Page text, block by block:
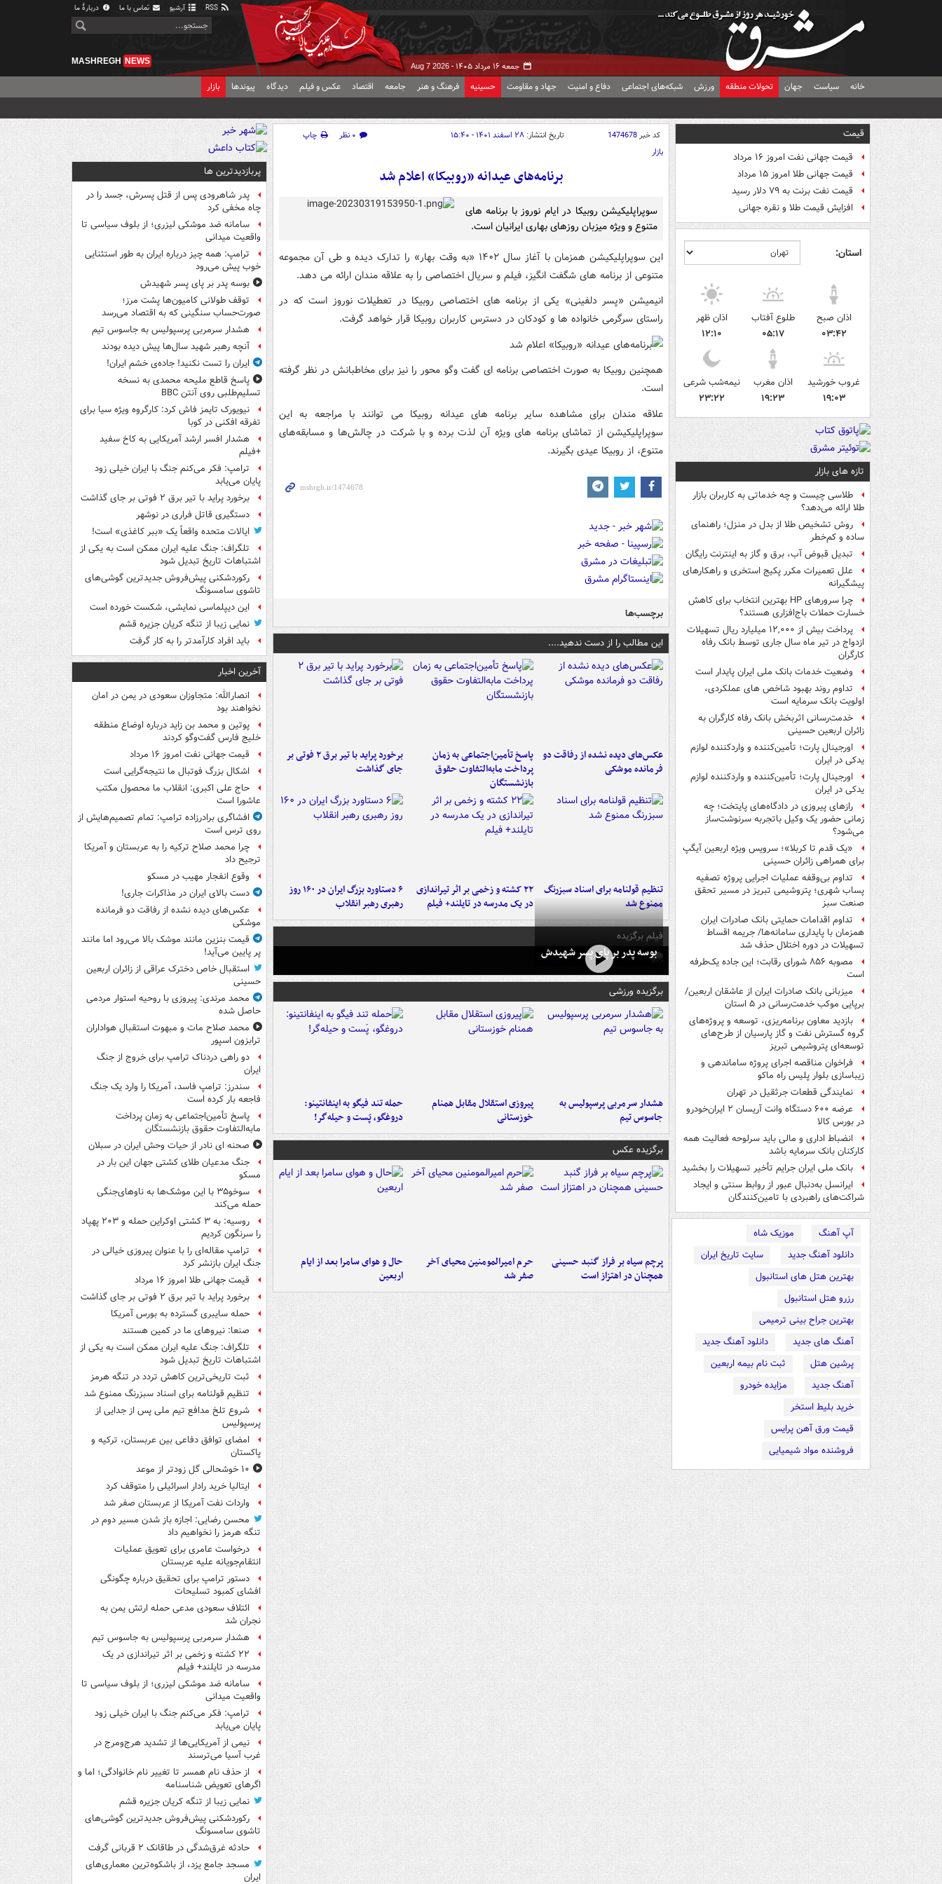
آرشیو تماس با ما دربارهٔ ما
جمعه ۱۶ مرداد ۱۴۰۵ - Aug 7 2026
MASHREGH NEWS
خانه سیاست جهان تحولات منطقه ورزش شبکه‌های اجتماعی دفاع و امنیت جهاد و مقاومت حسینیه فرهنگ و هنر جامعه اقتصاد عکس و فیلم دیدگاه پیوندها بازار
قیمت
قیمت جهانی نفت امروز ۱۶ مرداد
قیمت جهانی طلا امروز ۱۵ مرداد
قیمت نفت برنت به ۷۹ دلار رسید
افزایش قیمت طلا و نقره جهانی
استان:
اذان صبح
۰۳:۴۲
طلوع آفتاب
۰۵:۱۷
اذان ظهر
۱۲:۱۰
غروب خورشید
۱۹:۰۳
اذان مغرب
۱۹:۲۳
نیمه‌شب شرعی
۲۳:۲۲
تازه های بازار
طلاسی چیست و چه خدماتی به کاربران بازار
طلا ارائه می‌دهد؟
روش تشخیص طلا از بدل در منزل؛ راهنمای
ساده و کم‌خطر
تبدیل قبوض آب، برق و گاز به اینترنت رایگان
علل تعمیرات مکرر پکیج استخری و راهکارهای
پیشگیرانه
چرا سرورهای HP بهترین انتخاب برای کاهش
خسارت حملات باج‌افزاری هستند؟
پرداخت بیش از ۱۲,۰۰۰ میلیارد ریال تسهیلات
ازدواج در تیر ماه سال جاری توسط بانک رفاه
کارگران
وضعیت خدمات بانک ملی ایران پایدار است
تداوم روند بهبود شاخص های عملکردی،
اولویت بانک سرمایه است
خدمت‌رسانی اثربخش بانک رفاه کارگران به
زائران اربعین حسینی
اورجینال پارت؛ تأمین‌کننده و واردکننده لوازم
یدکی در ایران
اورجینال پارت؛ تأمین‌کننده و واردکننده لوازم
یدکی در ایران
رازهای پیروزی در دادگاه‌های پایتخت؛ چه
زمانی حضور یک وکیل باتجربه سرنوشت‌ساز
می‌شود؟
«یک قدم تا کربلا»؛ سرویس ویژه اربعین آیگپ
برای همراهی زائران حسینی
تداوم بی‌وقفه عملیات اجرایی پروژه تصفیه
پساب شهری؛ پتروشیمی تبریز در مسیر تحقق
صنعت سبز
تداوم اقدامات حمایتی بانک صادرات ایران
همزمان با پایداری سامانه‌ها/ جریمه اقساط
تسهیلات در دوره اختلال حذف شد
مصوبه ۸۵۶ شورای رقابت؛ این جاده یک‌طرفه
است
میزبانی بانک صادرات ایران از عاشقان اربعین/
برپایی موکب خدمت‌رسانی در ۵ استان
بازدید معاون برنامه‌ریزی، توسعه و پروژه‌های
گروه گسترش نفت و گاز پارسیان از طرح‌های
توسعه‌ای پتروشیمی تبریز
فراخوان مناقصه اجرای پروژه ساماندهی و
زیباسازی بلوار پلیس راه ماکو
نمایندگی قطعات جرثقیل در تهران
عرضه ۶۰۰ دستگاه وانت آریسان ۲ ایران‌خودرو
در بورس کالا
انضباط اداری و مالی باید سرلوحه فعالیت همه
کارکنان بانک سرمایه باشد
بانک ملی ایران جرایم تأخیر تسهیلات را بخشید
ایرانسل به‌دنبال عبور از روابط سنتی و ایجاد
شراکت‌های راهبردی با تامین‌کنندگان
آپ آهنگ
موزیک شاه
دانلود آهنگ جدید
سایت تاریخ ایران
بهترین هتل های استانبول
رزرو هتل استانبول
بهترین جراح بینی ترمیمی
آهنگ های جدید
دانلود آهنگ جدید
پرشین هتل
ثبت نام بیمه اربعین
آهنگ جدید
مزایده خودرو
خرید بلیط استخر
قیمت ورق آهن پرایس
فروشنده مواد شیمیایی
کد خبر1474678 تاریخ انتشار: ۲۸ اسفند ۱۴۰۱ - ۱۵:۴۰ ۰ نظر
چاپ
بازار
برنامه‌های عیدانه «روبیکا» اعلام شد
سوپراپلیکیشن روبیکا در ایام نوروز با برنامه های
متنوع و ویژه میزبان روزهای بهاری ایرانیان است.
این سوپراپلیکیشن همزمان با آغاز سال ۱۴۰۲ «به وقت بهار» را تدارک دیده و طی آن مجموعه
متنوعی از برنامه های شگفت انگیز، فیلم و سریال اختصاصی را به علاقه مندان ارائه می دهد.
انیمیشن «پسر دلفینی» یکی از برنامه های اختصاصی روبیکا در تعطیلات نوروز است که در
راستای سرگرمی خانواده ها و کودکان در دسترس کاربران روبیکا قرار خواهد گرفت.
همچنین روبیکا به صورت اختصاصی برنامه ای گفت وگو محور را نیز برای مخاطبانش در نظر گرفته
است.
علاقه مندان برای مشاهده سایر برنامه های عیدانه روبیکا می توانند با مراجعه به این
سوپراپلیکیشن از تماشای برنامه های ویژه آن لذت برده و با شرکت در چالش‌ها و مسابقه‌های
متنوع، از روبیکا عیدی بگیرند.
برچسب‌ها
این مطالب را از دست ندهید....
عکس‌های دیده نشده از رفاقت دو
فرمانده‌ موشکی
پاسخ تأمین‌اجتماعی به زمان
پرداخت مابه‌التفاوت حقوق
بازنشستگان
برخورد پراید با تیر برق ۲ فوتی بر
جای گذاشت
تنظیم قولنامه برای اسناد سبزرنگ
ممنوع شد
۲۲ کشته و زخمی بر اثر تیراندازی
در یک مدرسه در تایلند+ فیلم
۶ دستاورد بزرگ ایران در ۱۶۰ روز
رهبری رهبر انقلاب
فیلم برگزیده
بوسه‌ پدر بر پای پسر شهیدش
برگزیده ورزشی
هشدار سرمربی پرسپولیس به
جاسوس تیم
پیروزی استقلال مقابل همنام
خوزستانی
حمله تند فیگو به اینفانتینو:
دروغگو، پَست‌ و حیله‌گر!
برگزیده عکس
پرچم سیاه بر فراز گنبد حسینی
همچنان در اهتزاز است
حرم امیرالمومنین محیای آخر
صفر شد
حال و هوای سامرا بعد از ایام
اربعین
پربازدیدترین ها
پدر شاهرودی پس از قتل پسرش، جسد را در
چاه مخفی کرد
سامانه ضد موشکی لیزری؛ از بلوف سیاسی تا
واقعیت میدانی
ترامپ: همه چیز درباره ایران به طور استثنایی
خوب پیش می‌رود
بوسه‌ پدر بر پای پسر شهیدش
توقف طولانی کامیون‌ها پشت مرز؛
صورت‌حساب سنگینی که به اقتصاد می‌رسد
هشدار سرمربی پرسپولیس به جاسوس تیم
آنچه رهبر شهید سال‌ها پیش دیده بودند
ایران را تست نکنید! جاده‌ی خشم ایران!
پاسخ قاطع ملیحه محمدی به نسخه
تسلیم‌طلبی روی آنتن BBC
نیویورک تایمز فاش کرد: کارگروه ویژه سیا برای
تفرقه افکنی در کوبا
هشدار افسر ارشد آمریکایی به کاخ سفید
+فیلم
ترامپ: فکر می‌کنم جنگ با ایران خیلی زود
پایان می‌یابد
برخورد پراید با تیر برق ۲ فوتی بر جای گذاشت
دستگیری قاتل فراری در نوشهر
ایالات متحده واقعاً یک «ببر کاغذی» است!
تلگراف: جنگ علیه ایران ممکن است به یکی از
اشتباهات تاریخ تبدیل شود
رکوردشکنی پیش‌فروش جدیدترین گوشی‌های
تاشوی سامسونگ
این دیپلماسی نمایشی، شکست خورده است
نمایی زیبا از تنگه کریان جزیره قشم
باید افراد کارآمدتر را به کار گرفت
آخرین اخبار
انصارالله: متجاوزان سعودی در یمن در امان
نخواهند بود
پوتین و محمد بن زاید درباره اوضاع منطقه
خلیج فارس گفت‌وگو کردند
قیمت جهانی نفت امروز ۱۶ مرداد
اشکال بزرگ فوتبال ما نتیجه‌گرایی است
حاج علی اکبری: انقلاب ما محصول مکتب
عاشورا است
افشاگری برادرزاده ترامپ: تمام تصمیم‌هایش از
روی ترس است
چرا محمد صلاح ترکیه را به عربستان و آمریکا
ترجیح داد
وقوع انفجار مهیب در مسکو
دست بالای ایران در مذاکرات جاری!
عکس‌های دیده نشده از رفاقت دو فرمانده‌
موشکی
قیمت بنزین مانند موشک بالا می‌رود اما مانند
پر پایین می‌آید!
استقبال خاص دخترک عراقی از زائران اربعین
حسینی
محمد مرندی: پیروزی با روحیه استوار مردمی
حاصل شده
محمد صلاح مات و مبهوت استقبال هواداران
ترابزون اسپور
دو راهی دردناک ترامپ برای خروج از جنگ
ایران
سندرز: ترامپ فاسد، آمریکا را وارد یک جنگ
فاجعه بار کرده است
پاسخ تأمین‌اجتماعی به زمان پرداخت
مابه‌التفاوت حقوق بازنشستگان
صحنه ای نادر از حیات وحش ایران در سبلان
جنگ مدعیان طلای کشتی جهان این بار در
مسکو
سوخو۳۵ با این موشک‌ها به ناوهای‌جنگی
حمله می‌کند
روسیه: به ۳ کشتی اوکراین حمله و ۲۰۳ پهپاد
را سرنگون کردیم
ترامپ مقاله‌ای را با عنوان پیروزی خیالی در
جنگ ایران بازنشر کرد
قیمت جهانی طلا امروز ۱۶ مرداد
برخورد پراید با تیر برق ۲ فوتی بر جای گذاشت
حمله سایبری گسترده به بورس آمریکا
صنعا: نیروهای ما در کمین‌ هستند
تلگراف: جنگ علیه ایران ممکن است به یکی از
اشتباهات تاریخ تبدیل شود
ثبت تاریخی‌ترین کاهش تردد در تنگه هرمز
تنظیم قولنامه برای اسناد سبزرنگ ممنوع شد
شروع تلخ مدافع تیم ملی پس از جدایی از
پرسپولیس
امضای توافق دفاعی بین عربستان، ترکیه و
پاکستان
۱۰ خوشحالی گل زودتر از موعد
ایتالیا خرید رادار اسرائیلی را متوقف کرد
واردات نفت آمریکا از عربستان صفر شد
محسن رضایی: اجازه باز شدن مسیر دوم در
تنگه هرمز را نخواهیم داد
درخواست عامری برای تعویق عملیات
انتقام‌جویانه علیه عربستان
دستور ترامپ برای تحقیق درباره چگونگی
افشای کمبود تسلیحات
ائتلاف سعودی مدعی حمله ارتش یمن به
نجران شد
هشدار سرمربی پرسپولیس به جاسوس تیم
۲۲ کشته و زخمی بر اثر تیراندازی در یک
مدرسه در تایلند+ فیلم
سامانه ضد موشکی لیزری؛ از بلوف سیاسی تا
واقعیت میدانی
ترامپ: فکر می‌کنم جنگ با ایران خیلی زود
پایان می‌یابد
نیمی از آمریکایی‌ها از تشدید هرج‌ومرج در
غرب آسیا می‌ترسند
از حذف نام همسر تا تغییر نام خانوادگی؛ اما و
اگرهای تعویض شناسنامه
نمایی زیبا از تنگه کریان جزیره قشم
رکوردشکنی پیش‌فروش جدیدترین گوشی‌های
تاشوی سامسونگ
حادثه غرق‌شدگی در طاقانک ۲ قربانی گرفت
مسجد جامع یزد، از باشکوه‌ترین معماری‌های
ایران